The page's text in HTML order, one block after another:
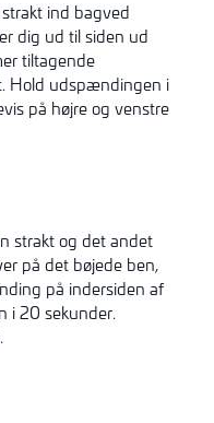
ind bagved
dig ud til siden ud
tiltagende
Hold udspændingen i
på højre og venstre
strakt og det andet
på det bøjede ben,
på indersiden af
i 20 sekunder.